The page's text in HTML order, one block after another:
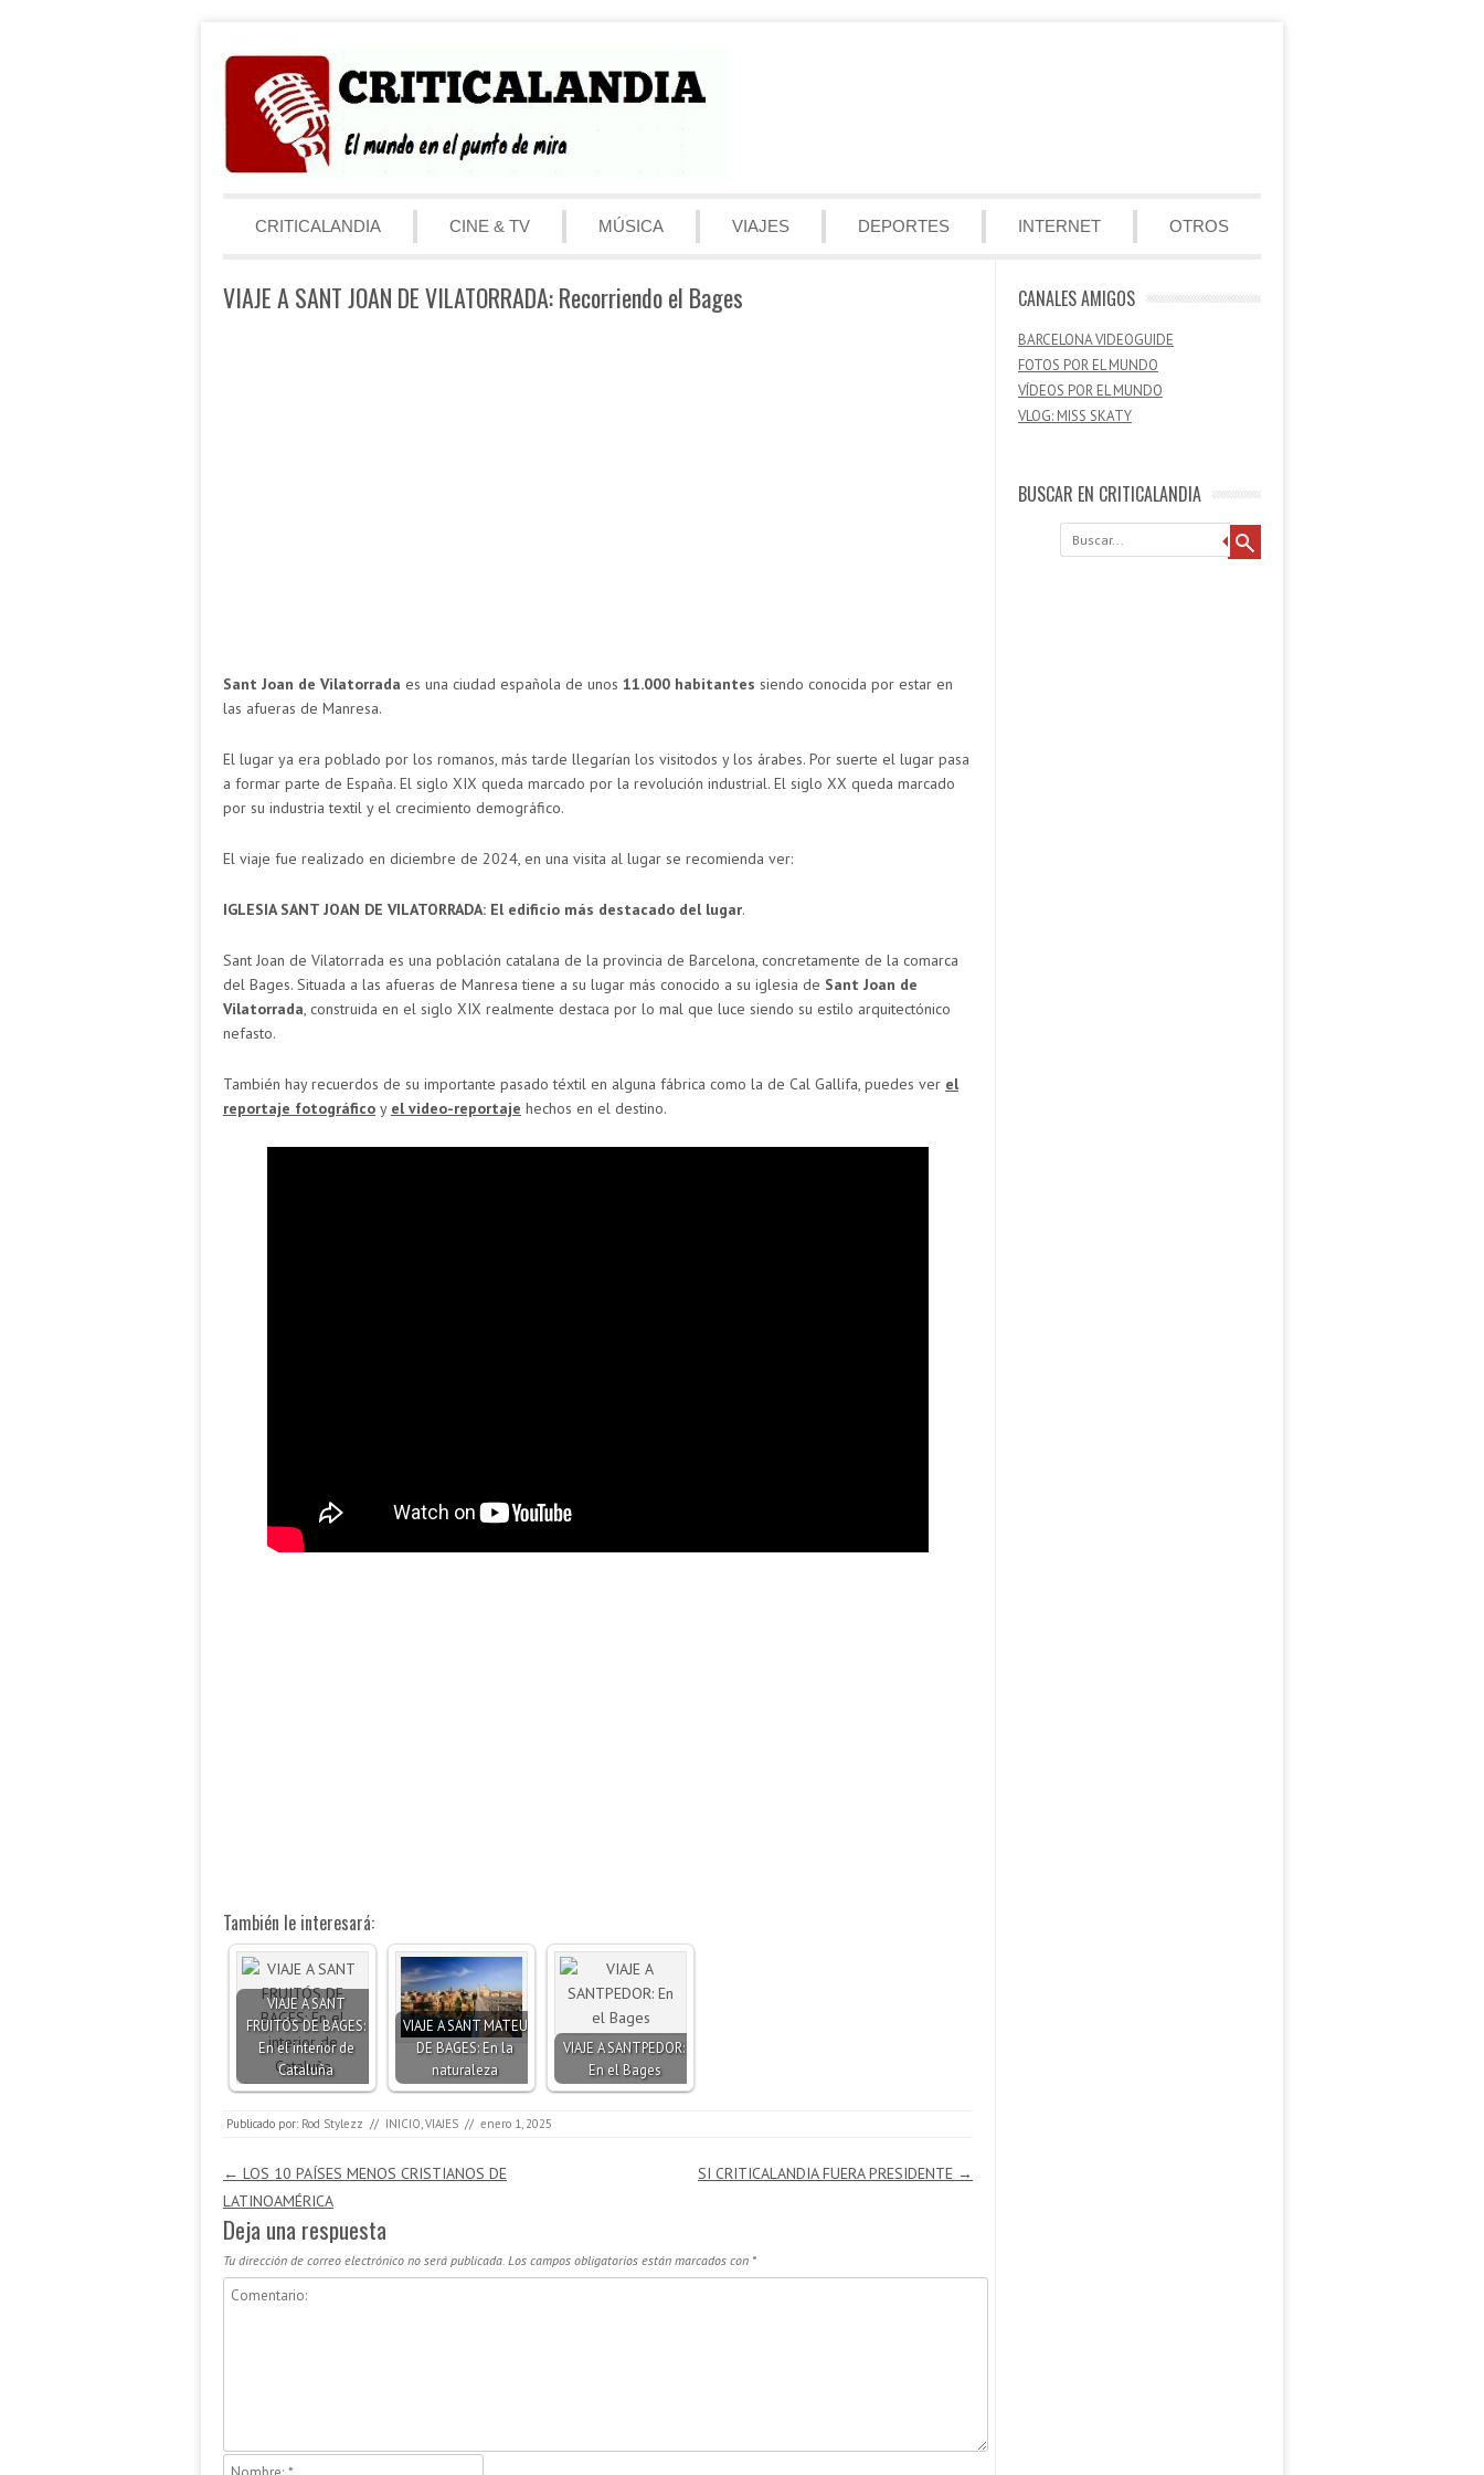
Menú
CRITICALANDIA
CINE & TV MÚSICA VIAJES DEPORTES INTERNET OTROS
VIAJE A SANT JOAN DE VILATORRADA: Recorriendo el Bages
Sant Joan de Vilatorrada es una ciudad española de unos 11.000 habitantes siendo conocida por estar en
las afueras de Manresa.
El lugar ya era poblado por los romanos, más tarde llegarían los visitodos y los árabes. Por suerte el lugar pasa
a formar parte de España. El siglo XIX queda marcado por la revolución industrial. El siglo XX queda marcado
por su industria textil y el crecimiento demográfico.
El viaje fue realizado en diciembre de 2024, en una visita al lugar se recomienda ver:
IGLESIA SANT JOAN DE VILATORRADA: El edificio más destacado del lugar.
Sant Joan de Vilatorrada es una población catalana de la provincia de Barcelona, concretamente de la comarca
del Bages. Situada a las afueras de Manresa tiene a su lugar más conocido a su iglesia de Sant Joan de
Vilatorrada, construida en el siglo XIX realmente destaca por lo mal que luce siendo su estilo arquitectónico
nefasto.
También hay recuerdos de su importante pasado téxtil en alguna fábrica como la de Cal Gallifa, puedes ver el
reportaje fotográfico y el video-reportaje hechos en el destino.
También le interesará:
VIAJE A SANT
FRUITÓS DE BAGES:
En el interior de
Cataluña
VIAJE A SANT MATEU
DE BAGES: En la
naturaleza
VIAJE A SANTPEDOR:
En el Bages
Publicado por: Rod Stylezz // INICIO VIAJES // enero 1, 2025
Navegación de entradas
← LOS 10 PAÍSES MENOS CRISTIANOS DE
LATINOAMÉRICA
SI CRITICALANDIA FUERA PRESIDENTE →
Deja una respuesta
Tu dirección de correo electrónico no será publicada. Los campos obligatorios están marcados con *
CANALES AMIGOS
BARCELONA VIDEOGUIDE
FOTOS POR EL MUNDO
VÍDEOS POR EL MUNDO
VLOG: MISS SKATY
BUSCAR EN CRITICALANDIA
Buscar